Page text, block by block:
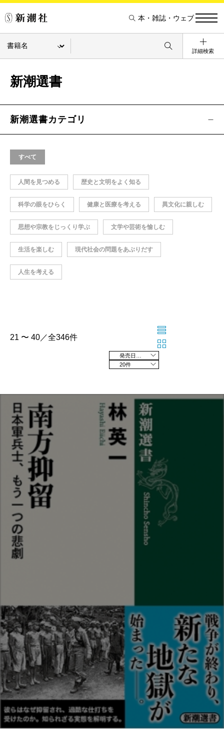
本・雑誌・ウェブ
詳細検索
新潮選書
新潮選書カテゴリ
すべて
人間を見つめる 歴史と文明をよく知る
科学の眼をひらく 健康と医療を考える 異文化に親しむ
思想や宗教をじっくり学ぶ 文学や芸術を愉しむ
生活を楽しむ 現代社会の問題をあぶりだす
人生を考える
21 〜 40／全346件
20件